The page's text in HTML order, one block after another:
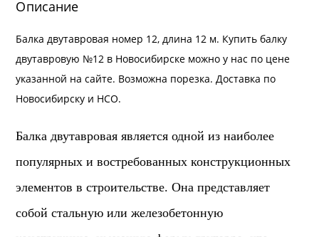
Описание
Балка двутавровая номер 12, длина 12 м. Купить балку
двутавровую №12 в Новосибирске можно у нас по цене
указанной на сайте. Возможна порезка. Доставка по
Новосибирску и НСО.
Балка двутавровая является одной из наиболее
популярных и востребованных конструкционных
элементов в строительстве. Она представляет
собой стальную или железобетонную